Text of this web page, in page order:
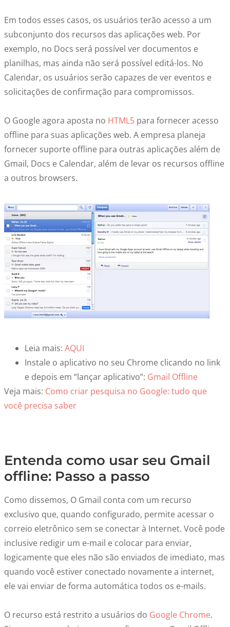
Em todos esses casos, os usuários terão acesso a um
subconjunto dos recursos das aplicações web. Por
exemplo, no Docs será possível ver documentos e
planilhas, mas ainda não será possível editá-los. No
Calendar, os usuários serão capazes de ver eventos e
solicitações de confirmação para compromissos.
O Google agora aposta no HTML5 para fornecer acesso
offline para suas aplicações web. A empresa planeja
fornecer suporte offline para outras aplicações além de
Gmail, Docs e Calendar, além de levar os recursos offline
a outros browsers.
Leia mais: AQUI
Instale o aplicativo no seu Chrome clicando no link
e depois em “lançar aplicativo”: Gmail Offline
Veja mais: Como criar pesquisa no Google: tudo que
você precisa saber
Entenda como usar seu Gmail
offline: Passo a passo
Como dissemos, O Gmail conta com um recurso
exclusivo que, quando configurado, permite acessar o
correio eletrônico sem se conectar à Internet. Você pode
inclusive redigir um e-mail e colocar para enviar,
logicamente que eles não são enviados de imediato, mas
quando você estiver conectado novamente a internet,
ele vai enviar de forma automática todos os e-mails.
O recurso está restrito a usuários do Google Chrome.